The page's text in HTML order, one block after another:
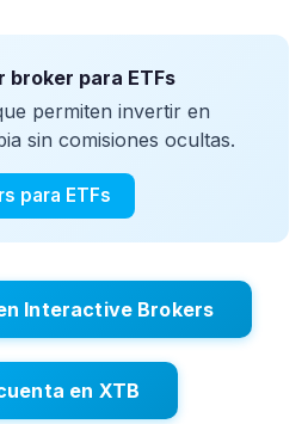
broker para ETFs
permiten invertir en
sin comisiones ocultas.
para ETFs
Interactive Brokers
en XTB